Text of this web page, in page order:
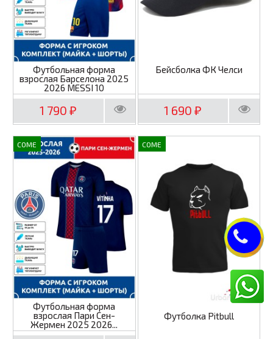
Футбольная форма
взрослая Барселона 2025
2026 MESSI 10
1 790₽
Бейсболка ФК Челси
1 690₽
COME
Футбольная форма
взрослая Пари Сен-
Жермен 2025 2026...
COME
Футболка Pitbull